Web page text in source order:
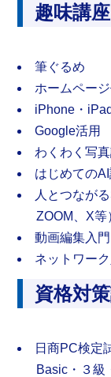
趣味講座
筆ぐるめ
ホームペー
iPhone・
Google活用
わくわく写
はじめての
人とつなが
ZOOM、X等
動画編集入門
ネットワー
資格対
日商PC検定
Basic・３級